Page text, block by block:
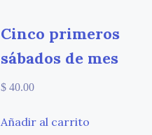
Cinco primeros
sábados de mes
$ 40.00
Añadir al carrito